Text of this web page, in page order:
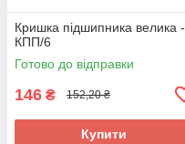
Кришка підшипника велика -
КПП/6
Готово до відправки
146 ₴ 152,20 ₴
Купити